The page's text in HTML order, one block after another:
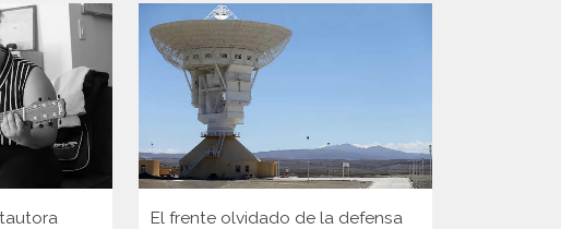
El frente olvidado de la defensa